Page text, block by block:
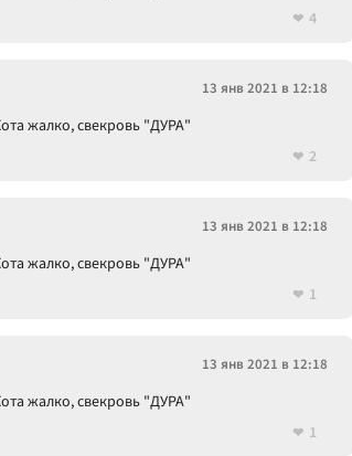
4
13 янв 2021 в 12:18
жалко, свекровь "ДУРА"
2
13 янв 2021 в 12:18
жалко, свекровь "ДУРА"
1
13 янв 2021 в 12:18
жалко, свекровь "ДУРА"
1